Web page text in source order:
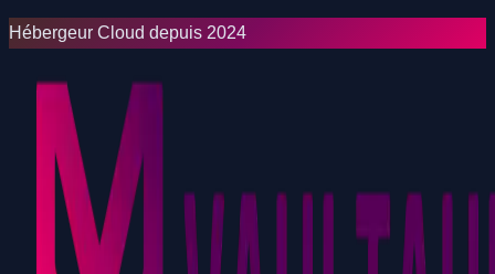
Hébergeur Cloud depuis 2024